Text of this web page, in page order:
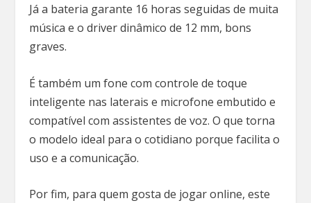
Já a bateria garante 16 horas seguidas de muita
música e o driver dinâmico de 12 mm, bons
graves.
É também um fone com controle de toque
inteligente nas laterais e microfone embutido e
compatível com assistentes de voz. O que torna
o modelo ideal para o cotidiano porque facilita o
uso e a comunicação.
Por fim, para quem gosta de jogar online, este